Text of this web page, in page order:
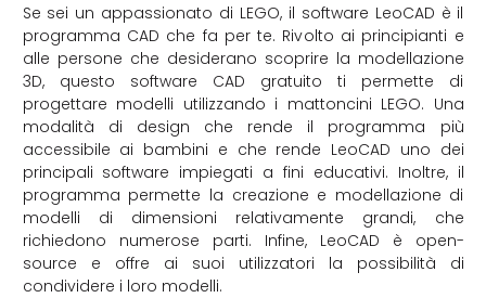
Se sei un appassionato di LEGO, il software LeoCAD è il
programma CAD che fa per te. Rivolto ai principianti e
alle persone che desiderano scoprire la modellazione
3D, questo software CAD gratuito ti permette di
progettare modelli utilizzando i mattoncini LEGO. Una
modalità di design che rende il programma più
accessibile ai bambini e che rende LeoCAD uno dei
principali software impiegati a fini educativi. Inoltre, il
programma permette la creazione e modellazione di
modelli di dimensioni relativamente grandi, che
richiedono numerose parti. Infine, LeoCAD è open-
source e offre ai suoi utilizzatori la possibilità di
condividere i loro modelli.